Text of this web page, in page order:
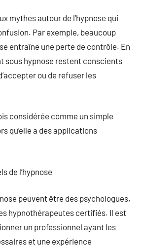
mythes autour de l’hypnose qui
Par exemple, beaucoup
entraîne une perte de contrôle. En
sous hypnose restent conscients
ou de refuser les
considérée comme un simple
qu’elle a des applications
de l’hypnose
peuvent être des psychologues,
hypnothérapeutes certifiés. Il est
un professionnel ayant les
et une expérience